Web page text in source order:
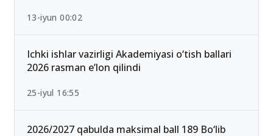
13-iyun 00:02
Ichki ishlar vazirligi Akademiyasi o‘tish ballari
2026 rasman e’lon qilindi
25-iyul 16:55
2026/2027 qabulda maksimal ball 189 Bo‘lib